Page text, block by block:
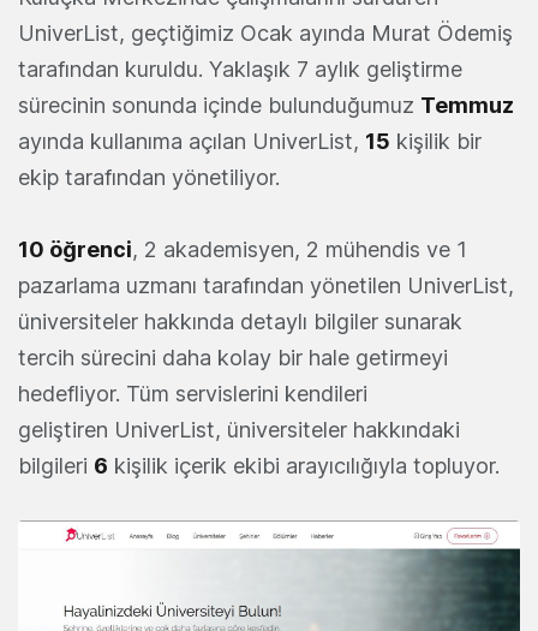
UniverList, geçtiğimiz Ocak ayında Murat Ödemiş
tarafından kuruldu. Yaklaşık 7 aylık geliştirme
sürecinin sonunda içinde bulunduğumuz Temmuz
ayında kullanıma açılan UniverList, 15 kişilik bir
ekip tarafından yönetiliyor.
10 öğrenci, 2 akademisyen, 2 mühendis ve 1
pazarlama uzmanı tarafından yönetilen UniverList,
üniversiteler hakkında detaylı bilgiler sunarak
tercih sürecini daha kolay bir hale getirmeyi
hedefliyor. Tüm servislerini kendileri
geliştiren UniverList, üniversiteler hakkındaki
bilgileri 6 kişilik içerik ekibi arayıcılığıyla topluyor.